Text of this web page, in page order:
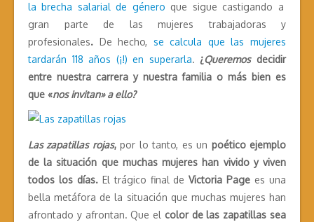
la brecha salarial de género que sigue castigando a
gran parte de las mujeres trabajadoras y
profesionales. De hecho, se calcula que las mujeres
tardarán 118 años (¡!) en superarla. ¿Queremosdecidir
entre nuestra carrera y nuestra familia o más bien es
que «nos invitan» a ello?
Las zapatillas rojas,por lo tanto, es un poético ejemplo
de la situación que muchas mujeres han vivido y viven
todos los días.El trágico final deVictoria Page es una
bella metáfora de la situación que muchas mujeres han
afrontado y afrontan. Que el color de las zapatillas sea